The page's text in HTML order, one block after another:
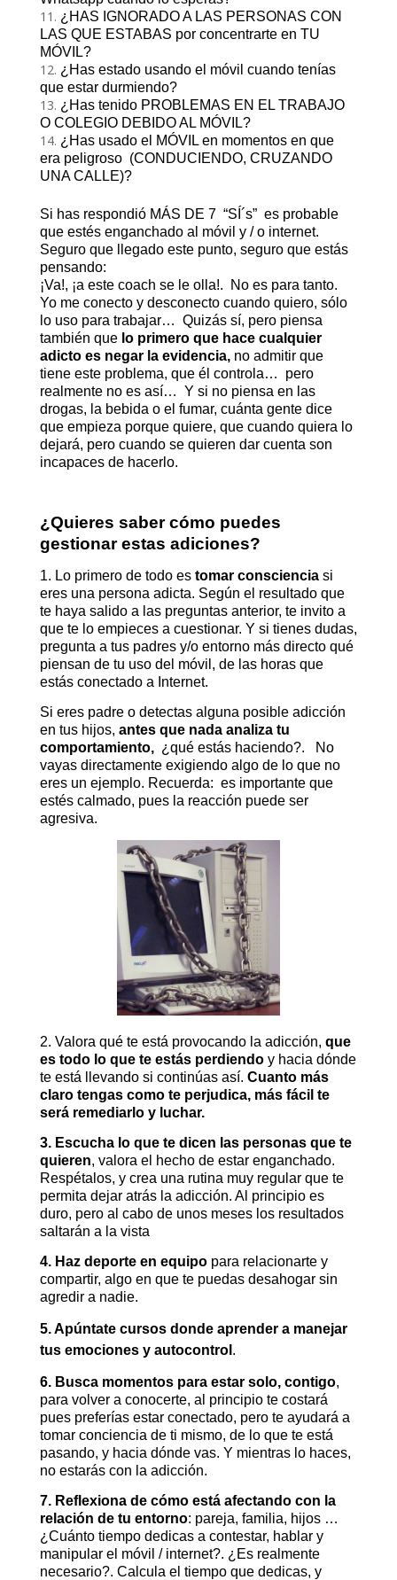
¿HAS IGNORADO A LAS PERSONAS CON
LAS QUE ESTABAS por concentrarte en TU
MÓVIL?
¿Has estado usando el móvil cuando tenías
que estar durmiendo?
¿Has tenido PROBLEMAS EN EL TRABAJO
O COLEGIO DEBIDO AL MÓVIL?
¿Has usado el MÓVIL en momentos en que
era peligroso (CONDUCIENDO, CRUZANDO
UNA CALLE)?
Si has respondió MÁS DE 7 “SÍ´s” es probable
que estés enganchado al móvil y / o internet.
Seguro que llegado este punto, seguro que estás
pensando:
¡Va!, ¡a este coach se le olla!. No es para tanto.
Yo me conecto y desconecto cuando quiero, sólo
lo uso para trabajar… Quizás sí, pero piensa
también que lo primero que hace cualquier
adicto es negar la evidencia,no admitir que
tiene este problema, que él controla… pero
realmente no es así… Y si no piensa en las
drogas, la bebida o el fumar, cuánta gente dice
que empieza porque quiere, que cuando quiera lo
dejará, pero cuando se quieren dar cuenta son
incapaces de hacerlo.
¿Quieres saber cómo puedes
gestionar estas adiciones?
1. Lo primero de todo es tomar conscienciasi
eres una persona adicta. Según el resultado que
te haya salido a las preguntas anterior, te invito a
que te lo empieces a cuestionar. Y si tienes dudas,
pregunta a tus padres y/o entorno más directo qué
piensan de tu uso del móvil, de las horas que
estás conectado a Internet.
Si eres padre o detectas alguna posible adicción
en tus hijos, antes que nada analiza tu
comportamiento,¿qué estás haciendo?. No
vayas directamente exigiendo algo de lo que no
eres un ejemplo. Recuerda: es importante que
estés calmado, pues la reacción puede ser
agresiva.
2. Valora qué te está provocando la adicción, que
es todo lo que te estás perdiendoy hacia dónde
te está llevando si continúas así. Cuanto más
claro tengas como te perjudica, más fácil te
será remediarlo y luchar.
3. Escucha lo que te dicen las personas que te
quieren, valora el hecho de estar enganchado.
Respétalos, y crea una rutina muy regular que te
permita dejar atrás la adicción. Al principio es
duro, pero al cabo de unos meses los resultados
saltarán a la vista
4. Haz deporte en equipopara relacionarte y
compartir, algo en que te puedas desahogar sin
agredir a nadie.
5. Apúntate cursos donde aprender a manejar
tus emociones y autocontrol .
6. Busca momentos para estar solo, contigo,
para volver a conocerte, al principio te costará
pues preferías estar conectado, pero te ayudará a
tomar conciencia de ti mismo, de lo que te está
pasando, y hacia dónde vas. Y mientras lo haces,
no estarás con la adicción.
7. Reflexiona de cómo está afectando con la
relación de tu entorno: pareja, familia, hijos …
¿Cuánto tiempo dedicas a contestar, hablar y
manipular el móvil / internet?. ¿Es realmente
necesario?. Calcula el tiempo que dedicas, y